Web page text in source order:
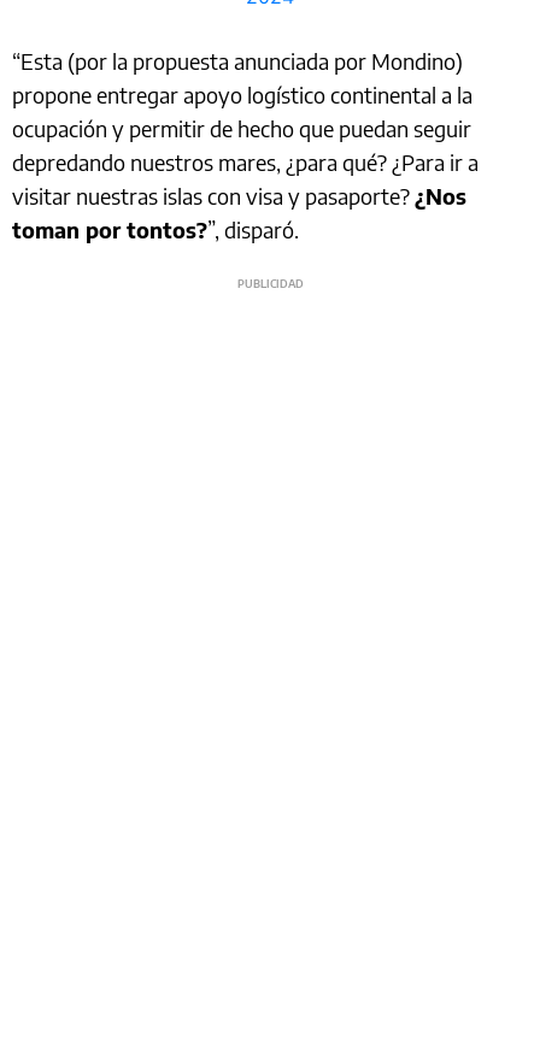
“Esta (por la propuesta anunciada por Mondino)
propone entregar apoyo logístico continental a la
ocupación y permitir de hecho que puedan seguir
depredando nuestros mares, ¿para qué? ¿Para ir a
visitar nuestras islas con visa y pasaporte?¿Nos
toman por tontos?”, disparó.